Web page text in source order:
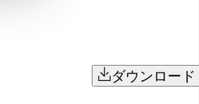
ダウンロード